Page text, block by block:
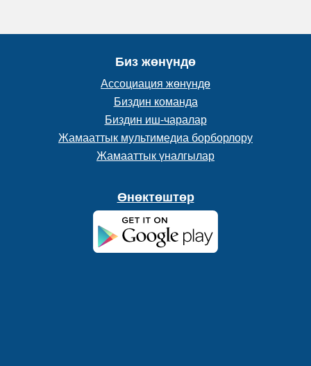
Биз жөнүндө
Ассоциация жөнүндө
Биздин команда
Биздин иш-чаралар
Жамааттык мультимедиа борборлору
Жамааттык үналгылар
Өнөктөштөр